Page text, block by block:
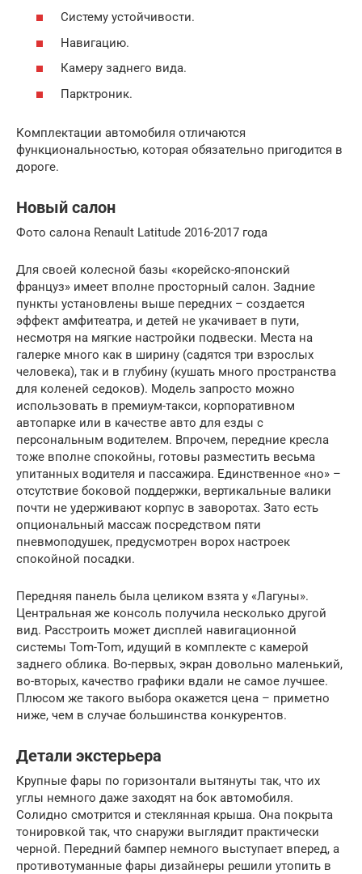
Систему устойчивости.
Навигацию.
Камеру заднего вида.
Парктроник.
Комплектации автомобиля отличаются
функциональностью, которая обязательно пригодится в
дороге.
Новый салон
Фото салона Renault Latitude 2016-2017 года
Для своей колесной базы «корейско-японский
француз» имеет вполне просторный салон. Задние
пункты установлены выше передних – создается
эффект амфитеатра, и детей не укачивает в пути,
несмотря на мягкие настройки подвески. Места на
галерке много как в ширину (садятся три взрослых
человека), так и в глубину (кушать много пространства
для коленей седоков). Модель запросто можно
использовать в премиум-такси, корпоративном
автопарке или в качестве авто для езды с
персональным водителем. Впрочем, передние кресла
тоже вполне спокойны, готовы разместить весьма
упитанных водителя и пассажира. Единственное «но» –
отсутствие боковой поддержки, вертикальные валики
почти не удерживают корпус в заворотах. Зато есть
опциональный массаж посредством пяти
пневмоподушек, предусмотрен ворох настроек
спокойной посадки.
Передняя панель была целиком взята у «Лагуны».
Центральная же консоль получила несколько другой
вид. Расстроить может дисплей навигационной
системы Tom-Tom, идущий в комплекте с камерой
заднего облика. Во-первых, экран довольно маленький,
во-вторых, качество графики вдали не самое лучшее.
Плюсом же такого выбора окажется цена – приметно
ниже, чем в случае большинства конкурентов.
Детали экстерьера
Крупные фары по горизонтали вытянуты так, что их
углы немного даже заходят на бок автомобиля.
Солидно смотрится и стеклянная крыша. Она покрыта
тонировкой так, что снаружи выглядит практически
черной. Передний бампер немного выступает вперед, а
противотуманные фары дизайнеры решили утопить в